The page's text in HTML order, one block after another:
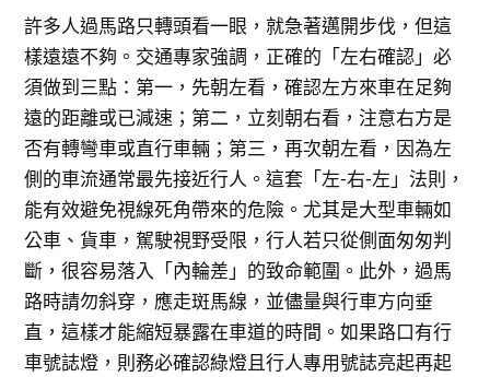
許多人過馬路只轉頭看一眼，就急著邁開步伐，但這
樣遠遠不夠。交通專家強調，正確的「左右確認」必
須做到三點：第一，先朝左看，確認左方來車在足夠
遠的距離或已減速；第二，立刻朝右看，注意右方是
否有轉彎車或直行車輛；第三，再次朝左看，因為左
側的車流通常最先接近行人。這套「左-右-左」法則，
能有效避免視線死角帶來的危險。尤其是大型車輛如
公車、貨車，駕駛視野受限，行人若只從側面匆匆判
斷，很容易落入「內輪差」的致命範圍。此外，過馬
路時請勿斜穿，應走斑馬線，並儘量與行車方向垂
直，這樣才能縮短暴露在車道的時間。如果路口有行
車號誌燈，則務必確認綠燈且行人專用號誌亮起再起